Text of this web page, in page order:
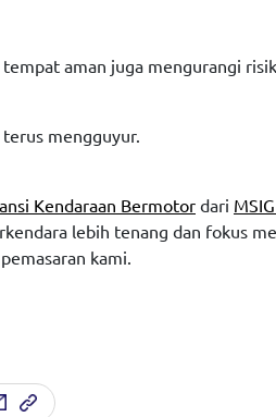
aman juga mengurangi
mengguyur.
Kendaraan Bermotor dari
lebih tenang dan fokus
kami.